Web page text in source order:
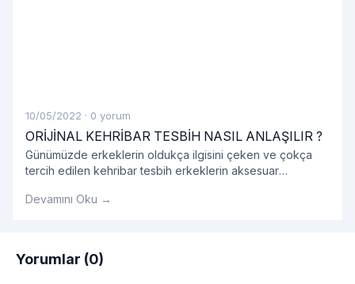
10/05/2022 · 0 yorum
ORİJİNAL KEHRİBAR TESBİH NASIL ANLAŞILIR ?
Günümüzde erkeklerin oldukça ilgisini çeken ve çokça
tercih edilen kehribar tesbih erkeklerin aksesuar
Genellikle hediyelik olarak alınan kehribar tesbih
Devamını Oku →
Yorumlar (0)